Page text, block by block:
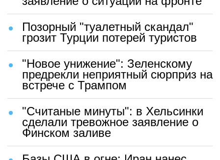
Позорный "туалетный скандал"
грозит Турции потерей туристов
"Новое унижение": Зеленскому
предрекли неприятный сюрприз на
встрече с Трампом
"Считаные минуты": в Хельсинки
сделали тревожное заявление о
Финском заливе